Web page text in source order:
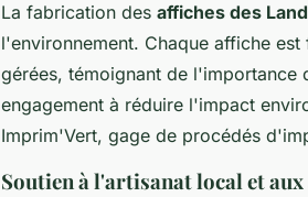
La fabrication des affiches des
l'environnement. Chaque affiche
gérées, témoignant de l'importance
engagement à réduire l'impact
Imprim'Vert, gage de procédés
Soutien à l'artisanat local et